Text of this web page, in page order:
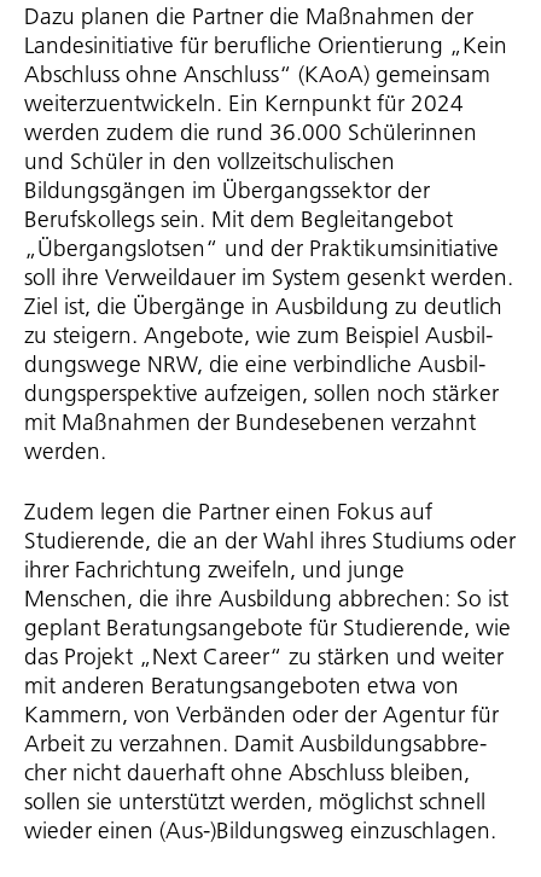
Dazu planen die Partner die Maßnahmen der
Landes­in­itia­tive für berufliche Orientierung „Kein
Abschluss ohne Anschluss“ (KAoA) gemeinsam
weiter­zu­ent­wi­ckeln. Ein Kernpunkt für 2024
werden zudem die rund 36.000 Schülerinnen
und Schüler in den voll­zeit­schu­li­schen
Bildungsgängen im Über­gangs­sektor der
Berufskollegs sein. Mit dem Begleitangebot
„Über­gangs­lotsen“ und der Prak­ti­kums­in­itia­tive
soll ihre Verweildauer im System gesenkt werden.
Ziel ist, die Übergänge in Ausbildung zu deutlich
zu steigern. Angebote, wie zum Beispiel Ausbil­
dungs­wege NRW, die eine verbindliche Ausbil­
dungs­per­spek­tive aufzeigen, sollen noch stärker
mit Maßnahmen der Bundesebenen verzahnt
werden.
Zudem legen die Partner einen Fokus auf
Studierende, die an der Wahl ihres Studiums oder
ihrer Fachrichtung zweifeln, und junge
Menschen, die ihre Ausbildung abbrechen: So ist
geplant Bera­tungs­an­ge­bote für Studierende, wie
das Projekt „Next Career“ zu stärken und weiter
mit anderen Bera­tungs­an­ge­boten etwa von
Kammern, von Verbänden oder der Agentur für
Arbeit zu verzahnen. Damit Ausbil­dungs­ab­bre­
cher nicht dauerhaft ohne Abschluss bleiben,
sollen sie unterstützt werden, möglichst schnell
wieder einen (Aus-)Bildungsweg einzuschlagen.